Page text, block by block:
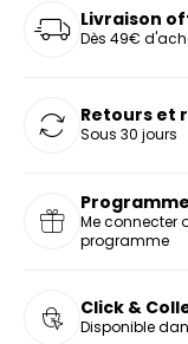
Livraison
Dès 49€
Retours et
Sous 30 jours
Me connecter
programme
Click &
Disponible